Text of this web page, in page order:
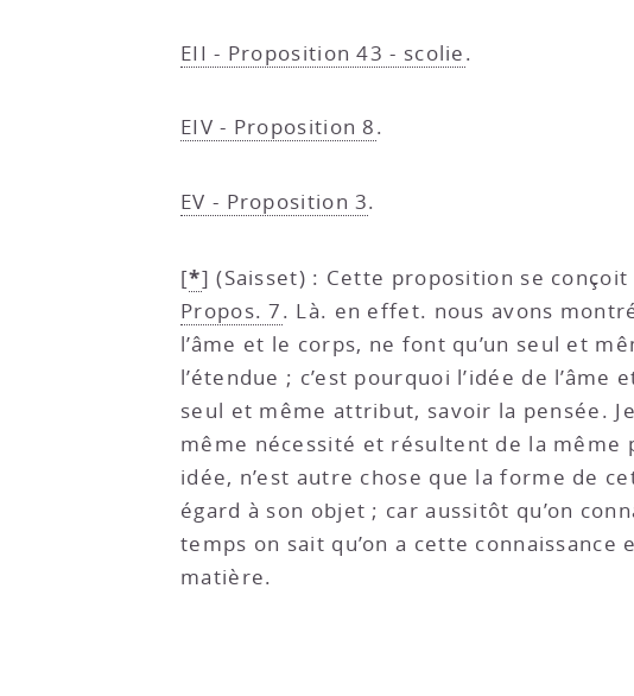
EII - Proposition 43 - scolie.
EIV - Proposition 8.
EV - Proposition 3.
[*](Saisset) : Cette proposition se
Propos. 7. Là. en effet. nous avons
l’âme et le corps, ne font qu’un seul et
l’étendue ; c’est pourquoi l’idée de l’âme
seul et même attribut, savoir la pensée.
même nécessité et résultent de la même
idée, n’est autre chose que la forme de
égard à son objet ; car aussitôt qu’on
temps on sait qu’on a cette
matière.